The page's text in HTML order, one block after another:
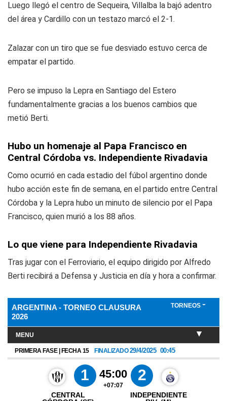
Luego llegó el centro de Sequeira, Villalba la bajó adentro
del área y Cardillo con un testazo marcó el 2-1.
Zalazar con un tiro que se fue desviado estuvo cerca de
empatar el partido.
Pero se impuso la Lepra en Santiago del Estero
fundamentalmente gracias a los buenos cambios que
metió Berti.
Hubo un homenaje al Papa Francisco en
Central Córdoba vs. Independiente Rivadavia
Como ocurrió en cada estadio del fúbol argentino donde
hubo acción este fin de semana, en el partido entre Central
Córdoba y la Lepra hubo un minuto de silencio por el Papa
Francisco, quien murió a los 88 años.
Lo que viene para Independiente Rivadavia
Tras jugar con el Ferroviario, el equipo dirigido por Alfredo
Berti recibirá a Defensa y Justicia en día y hora a confirmar.